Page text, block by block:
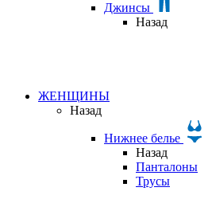
Джинсы
Назад
ЖЕНЩИНЫ
Назад
Нижнее белье
Назад
Панталоны
Трусы